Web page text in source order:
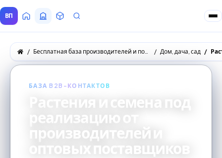
ВП ГлавнаяВсе Поставщики
ТоварыЗапросы покупателей
Бесплатная база производителей и поставщиков товаров оптом Дом, дача, сад
БАЗА B2B-КОНТАКТОВ
Растения и семена под
реализацию от
производителей и
оптовых поставщиков